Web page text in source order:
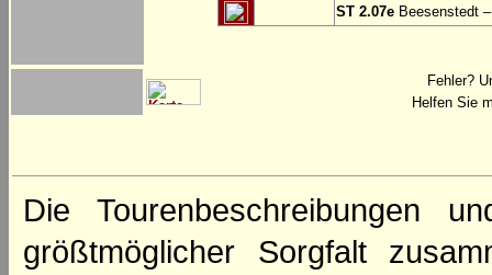
ST 2.07e Beesenstedt
Fehler?
Helfen Sie
Die Tourenbeschreibungen
größtmöglicher Sorgfalt